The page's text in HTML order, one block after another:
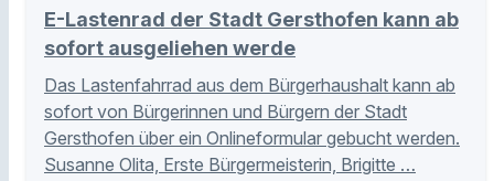
E-Lastenrad der Stadt Gersthofen kann ab
sofort ausgeliehen werde
Das Lastenfahrrad aus dem Bürgerhaushalt kann ab
sofort von Bürgerinnen und Bürgern der Stadt
Gersthofen über ein Onlineformular gebucht werden.
Susanne Olita, Erste Bürgermeisterin, Brigitte …